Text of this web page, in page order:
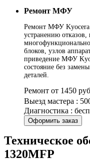
Ремонт МФУ
Ремонт МФУ Kyocera
устранению отказов,
блоков, узлов
приведение МФУ
состояние без
деталей.
Ремонт от 1450
Выезд мастера :
Диагностика :
Оформить заказ
Техническое
1320MFP